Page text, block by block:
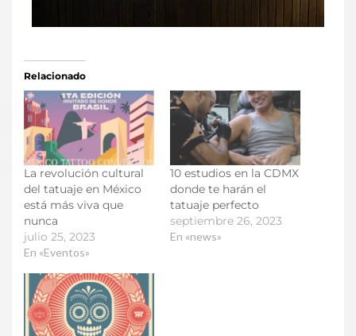
Relacionado
La revolución cultural
del tatuaje en México
está más viva que
nunca
julio 25, 2023
En «Eventos»
10 estudios en la CDMX
donde te harán el
tatuaje perfecto
septiembre 26, 2023
En «news»